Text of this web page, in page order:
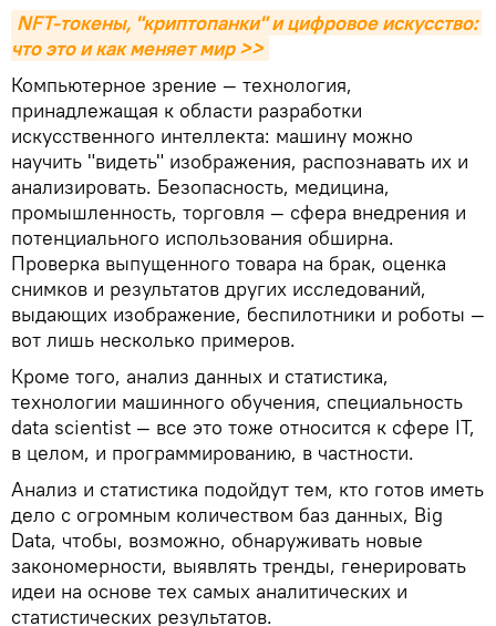
NFT-токены, "криптопанки" и цифровое искусство:
что это и как меняет мир >>
Компьютерное зрение — технология,
принадлежащая к области разработки
искусственного интеллекта: машину можно
научить "видеть" изображения, распознавать их и
анализировать. Безопасность, медицина,
промышленность, торговля — сфера внедрения и
потенциального использования обширна.
Проверка выпущенного товара на брак, оценка
снимков и результатов других исследований,
выдающих изображение, беспилотники и роботы —
вот лишь несколько примеров.
Кроме того, анализ данных и статистика,
технологии машинного обучения, специальность
data scientist — все это тоже относится к сфере IT,
в целом, и программированию, в частности.
Анализ и статистика подойдут тем, кто готов иметь
дело с огромным количеством баз данных, Big
Data, чтобы, возможно, обнаруживать новые
закономерности, выявлять тренды, генерировать
идеи на основе тех самых аналитических и
статистических результатов.